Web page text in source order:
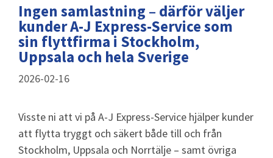
Ingen samlastning – därför väljer
kunder A-J Express-Service som
sin flyttfirma i Stockholm,
Uppsala och hela Sverige
2026-02-16
Visste ni att vi på A-J Express-Service hjälper kunder
att flytta tryggt och säkert både till och från
Stockholm, Uppsala och Norrtälje – samt övriga